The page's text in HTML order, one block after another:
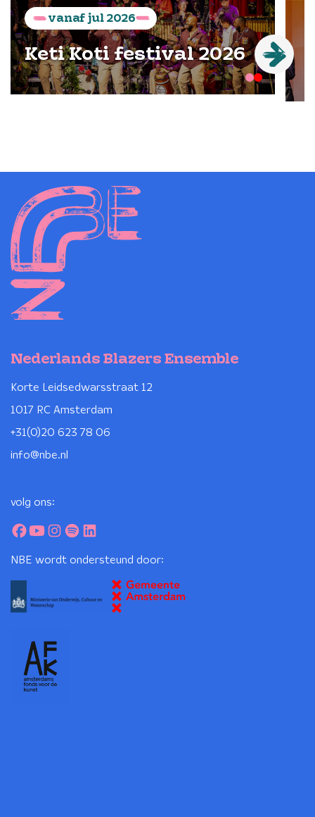
vanaf jul 2026
Keti Koti festival 2026
Nederlands Blazers Ensemble
Korte Leidsedwarsstraat 12
1017 RC Amsterdam
+31(0)20 623 78 06
info@nbe.nl
volg ons:
NBE wordt ondersteund door: